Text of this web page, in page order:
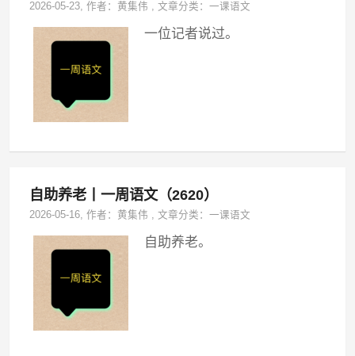
2026-05-23, 作者：黄集伟 ,文章分类：一课语文
一位记者说过。
自助养老丨一周语文（2620）
2026-05-16, 作者：黄集伟 ,文章分类：一课语文
自助养老。